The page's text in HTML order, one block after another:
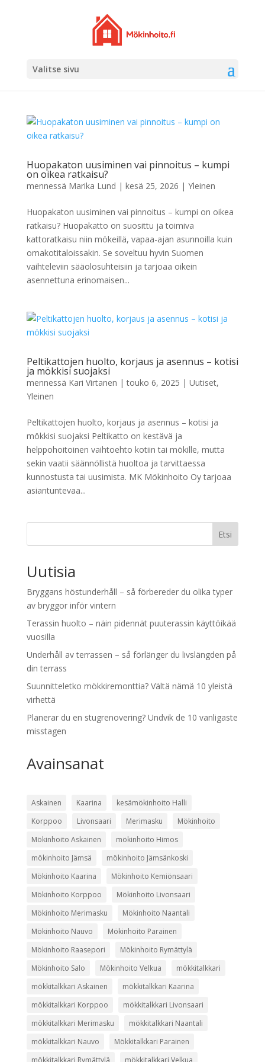
Valitse sivu
Huopakaton uusiminen vai pinnoitus – kumpi
on oikea ratkaisu?
mennessä Marika Lund | kesä 25, 2026 | Yleinen
Huopakaton uusiminen vai pinnoitus – kumpi on oikea
ratkaisu? Huopakatto on suosittu ja toimiva
kattoratkaisu niin mökeillä, vapaa-ajan asunnoilla kuin
omakotitaloissakin. Se soveltuu hyvin Suomen
vaihteleviin sääolosuhteisiin ja tarjoaa oikein
asennettuna erinomaisen...
Peltikattojen huolto, korjaus ja asennus – kotisi
ja mökkisi suojaksi
mennessä Kari Virtanen |touko 6, 2025 | Uutiset,
Yleinen
Peltikattojen huolto, korjaus ja asennus – kotisi ja
mökkisi suojaksi Peltikatto on kestävä ja
helppohoitoinen vaihtoehto kotiin tai mökille, mutta
sekin vaatii säännöllistä huoltoa ja tarvittaessa
kunnostusta tai uusimista. MK Mökinhoito Oy tarjoaa
asiantuntevaa...
Etsi
Uutisia
Bryggans höstunderhåll – så förbereder du olika typer
av bryggor inför vintern
Terassin huolto – näin pidennät puuterassin käyttöikää
vuosilla
Underhåll av terrassen – så förlänger du livslängden på
din terrass
Suunnitteletko mökkiremonttia? Vältä nämä 10 yleistä
virhettä
Planerar du en stugrenovering? Undvik de 10 vanligaste
misstagen
Avainsanat
Askainen Kaarina
kesämökinhoito Halli
Korppoo
Livonsaari Merimasku
Mökinhoito
Mökinhoito Askainen
mökinhoito Himos
mökinhoito Jämsä
mökinhoito Jämsänkoski
Mökinhoito Kaarina
Mökinhoito Kemiönsaari
Mökinhoito Korppoo
Mökinhoito Livonsaari
Mökinhoito Merimasku
Mökinhoito Naantali
Mökinhoito Nauvo
Mökinhoito Parainen
Mökinhoito Raasepori
Mökinhoito Rymättylä
Mökinhoito Salo
Mökinhoito Velkua
mökkitalkkari
mökkitalkkari Askainen
mökkitalkkari Kaarina
mökkitalkkari Korppoo
mökkitalkkari Livonsaari
mökkitalkkari Merimasku
mökkitalkkari Naantali
mökkitalkkari Nauvo
Mökkitalkkari Parainen
mökkitalkkari Rymättylä
mökkitalkkari Velkua